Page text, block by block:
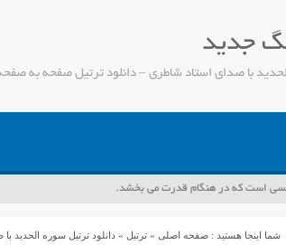
جدید
است که در هنگام قدرت می بخشد.
شما اینجا هستید : صفحه اصلی» ترتیل » دانلود ترتیل سوره الحدید